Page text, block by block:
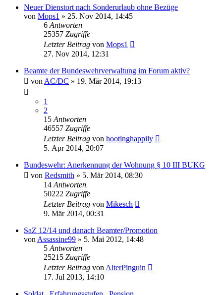
Neuer Dienstort nach Sonderurlaub ohne Bezüge
von Mops1 » 25. Nov 2014, 14:45
6 Antworten
25357 Zugriffe
Letzter Beitrag von Mops1
27. Nov 2014, 12:31
Beamte der Bundeswehrverwaltung im Forum aktiv?
von AC/DC » 19. Mär 2014, 19:13
1
2
15 Antworten
46557 Zugriffe
Letzter Beitrag von hootinghappily
5. Apr 2014, 20:07
Bundeswehr: Anerkennung der Wohnung § 10 III BUKG
von Redsmith » 5. Mär 2014, 08:30
14 Antworten
50222 Zugriffe
Letzter Beitrag von Mikesch
9. Mär 2014, 00:31
SaZ 12/14 und danach Beamter/Promotion
von Assassine99 » 5. Mai 2012, 14:48
5 Antworten
25215 Zugriffe
Letzter Beitrag von AlterPinguin
17. Jul 2013, 14:10